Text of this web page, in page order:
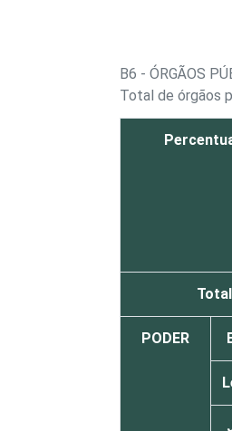
B6 - ÓRGÃOS
Total de órgãos
Total
PODER